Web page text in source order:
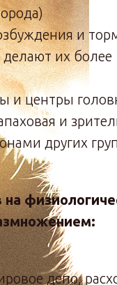
и
делают их более
и центры
и
других
депо,